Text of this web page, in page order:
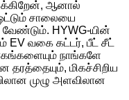
ஆனால்
சாலையை
வேண்டும். HYWG-யின்
EV வகை கட்டர், பீட் சீட்
நாங்களே
மிகச்சிறிய
முழு அளவிலான